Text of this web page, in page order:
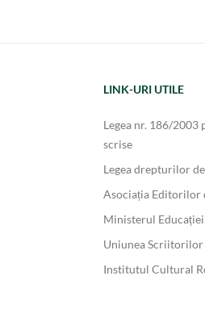
LINK-URI UTILE
Legea nr. 186/
scrise
Legea drepturilor
Asociația Editorilor
Ministerul
Uniunea Scriitorilor
Institutul Cultural